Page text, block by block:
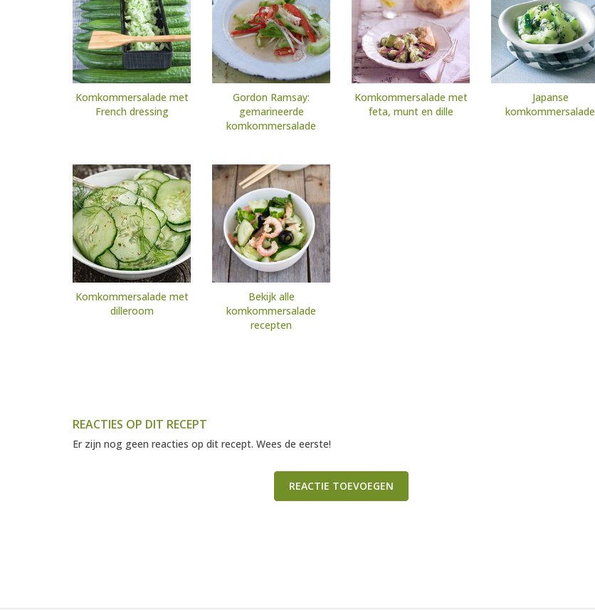
Komkommersalade met
French dressing
Gordon Ramsay:
gemarineerde
komkommersalade
Komkommersalade met
feta, munt en dille
Japanse
komkommersalade
Komkommersalade met
dilleroom
Bekijk alle
komkommersalade
recepten
REACTIES OP DIT RECEPT
Er zijn nog geen reacties op dit recept. Wees de eerste!
REACTIE TOEVOEGEN